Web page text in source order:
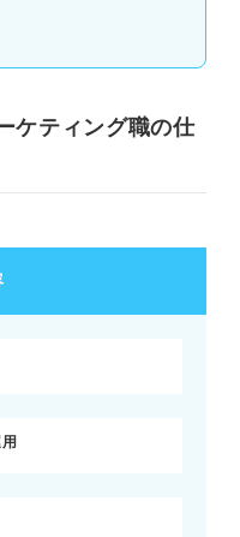
ケティング職の仕